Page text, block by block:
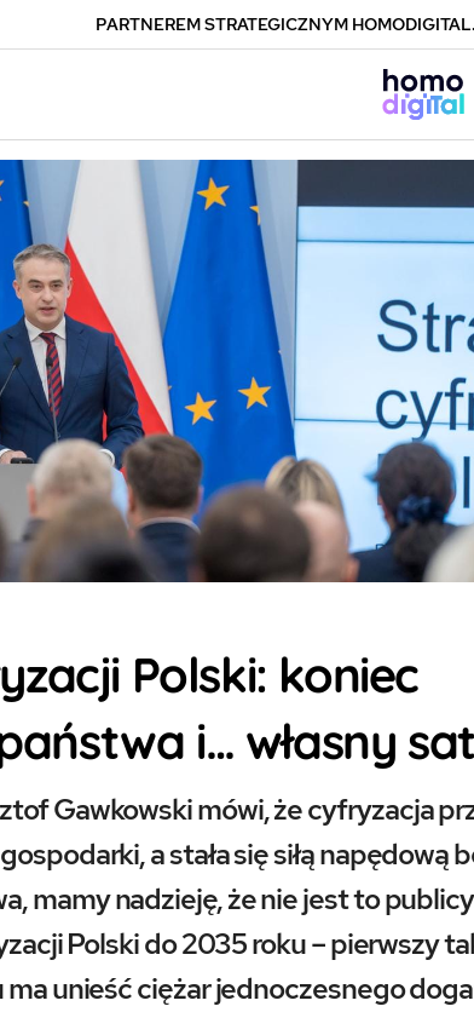
PARTNEREM STRATEGICZNYM
Polski: koniec
i… własny
Gawkowski mówi, że cyfryzacja
a stała się siłą napędową
mamy nadzieję, że nie jest to
Polski do 2035 roku – pierwszy
unieść ciężar jednoczesnego